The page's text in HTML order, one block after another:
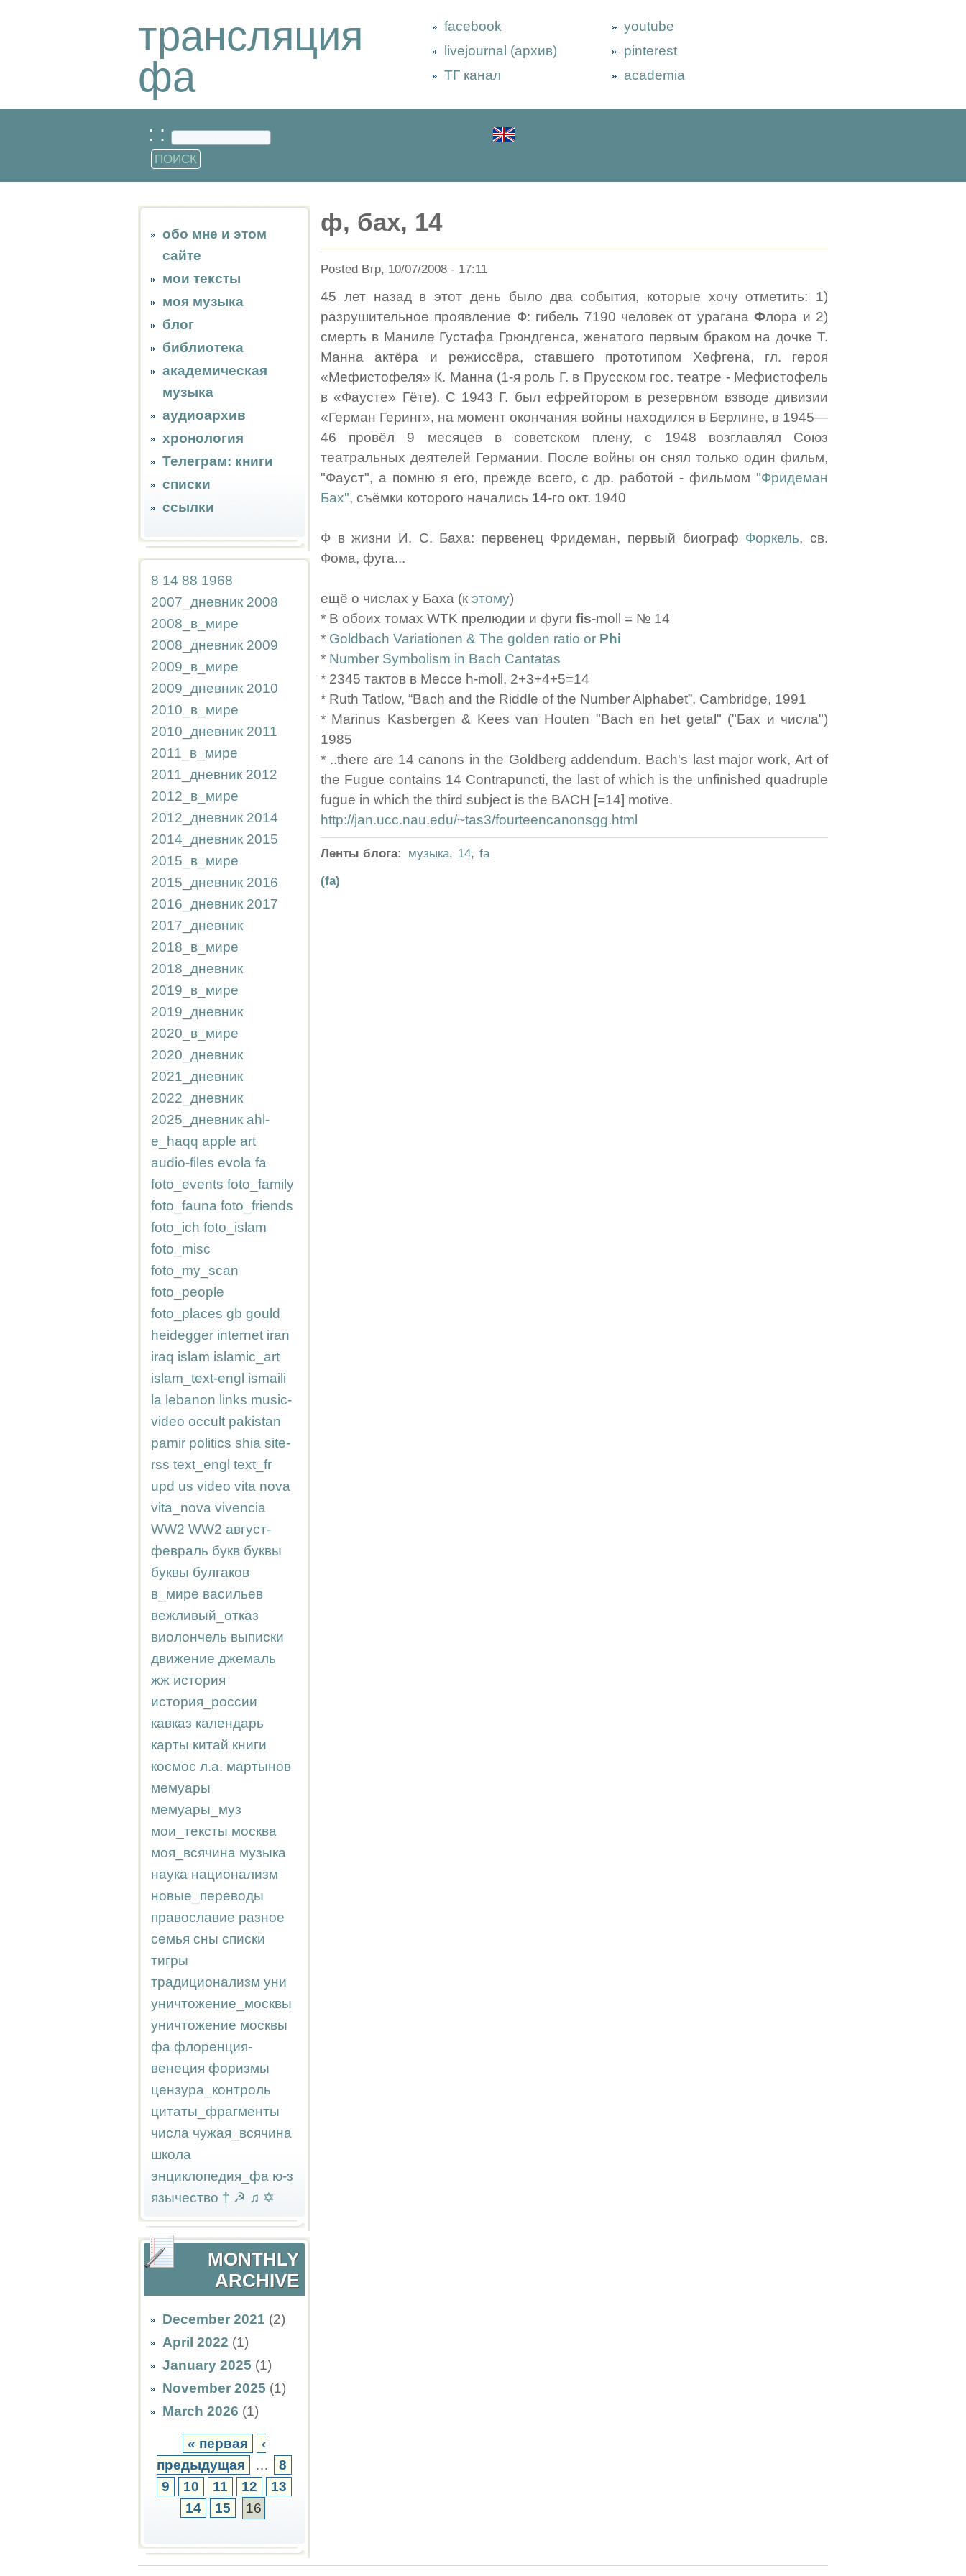
трансляция
фа
facebook
livejournal (архив)
ТГ канал
youtube
pinterest
academia
: :
обо мне и этом
сайте
мои тексты
моя музыка
блог
библиотека
академическая
музыка
аудиоархив
хронология
Телеграм: книги
списки
ссылки
8 14 88 1968
2007_дневник 2008
2008_в_мире
2008_дневник 2009
2009_в_мире
2009_дневник 2010
2010_в_мире
2010_дневник 2011
2011_в_мире
2011_дневник 2012
2012_в_мире
2012_дневник 2014
2014_дневник 2015
2015_в_мире
2015_дневник 2016
2016_дневник 2017
2017_дневник
2018_в_мире
2018_дневник
2019_в_мире
2019_дневник
2020_в_мире
2020_дневник
2021_дневник
2022_дневник
2025_дневник ahl-
e_haqq apple art
audio-files evola fa
foto_events foto_family
foto_fauna foto_friends
foto_ich foto_islam
foto_misc
foto_my_scan
foto_people
foto_places gb gould
heidegger internet iran
iraq islam islamic_art
islam_text-engl ismaili
la lebanon links music-
video occult pakistan
pamir politics shia site-
rss text_engl text_fr
upd us video vita nova
vita_nova vivencia
WW2 WW2 август-
февраль букв буквы
буквы булгаков
в_мире васильев
вежливый_отказ
виолончель выписки
движение джемаль
жж история
история_россии
кавказ календарь
карты китай книги
космос л.а. мартынов
мемуары
мемуары_муз
мои_тексты москва
моя_всячина музыка
наука национализм
новые_переводы
православие разное
семья сны списки
тигры
традиционализм уни
уничтожение_москвы
уничтожение москвы
фа флоренция-
венеция форизмы
цензура_контроль
цитаты_фрагменты
числа чужая_всячина
школа
энциклопедия_фа ю-з
язычество † ☭ ♫ ✡
MONTHLY
ARCHIVE
December 2021 (2)
April 2022 (1)
January 2025 (1)
November 2025 (1)
March 2026 (1)
« первая
‹
предыдущая
…
8
9
10 11 12
13
14
15 16
ф, бах, 14
Posted Втр, 10/07/2008 - 17:11
45 лет назад в этот день было два события, которые хочу отметить: 1)
разрушительное проявление Ф: гибель 7190 человек от ураганаФлора и 2)
смерть в Маниле Густафа Грюндгенса, женатого первым браком на дочке Т.
Манна актёра и режиссёра, ставшего прототипом Хефгена, гл. героя
«Мефистофеля» К. Манна (1-я роль Г. в Прусском гос. театре - Мефистофель
в «Фаусте» Гёте). С 1943 Г. был ефрейтором в резервном взводе дивизии
«Герман Геринг», на момент окончания войны находился в Берлине, в 1945—
46 провёл 9 месяцев в советском плену, с 1948 возглавлял Союз
театральных деятелей Германии. После войны он снял только один фильм,
"Фауст", а помню я его, прежде всего, с др. работой - фильмом "Фридеман
Бах", съёмки которого начались 14-го окт. 1940
Ф в жизни И. С. Баха: первенец Фридеман, первый биограф Форкель, св.
Фома, фуга...
ещё о числах у Баха (к этому)
* В обоих томах WTK прелюдии и фуги fis-moll = № 14
* Goldbach Variationen & The golden ratio or Phi
* Number Symbolism in Bach Cantatas
* 2345 тактов в Мессе h-moll, 2+3+4+5=14
* Ruth Tatlow, “Bach and the Riddle of the Number Alphabet”, Cambridge, 1991
* Marinus Kasbergen & Kees van Houten "Bach en het getal" ("Бах и числа")
1985
* ..there are 14 canons in the Goldberg addendum. Bach's last major work, Art of
the Fugue contains 14 Contrapuncti, the last of which is the unfinished quadruple
fugue in which the third subject is the BACH [=14] motive.
http://jan.ucc.nau.edu/~tas3/fourteencanonsgg.html
Ленты блога: музыка, 14, fa
(fa)